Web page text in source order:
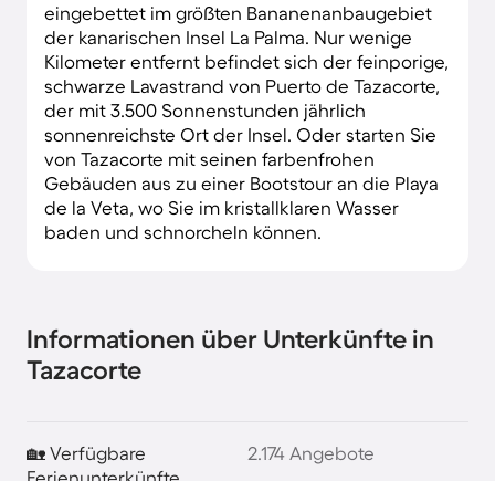
eingebettet im größten Bananenanbaugebiet
der kanarischen Insel La Palma. Nur wenige
Kilometer entfernt befindet sich der feinporige,
schwarze Lavastrand von Puerto de Tazacorte,
der mit 3.500 Sonnenstunden jährlich
sonnenreichste Ort der Insel. Oder starten Sie
von Tazacorte mit seinen farbenfrohen
Gebäuden aus zu einer Bootstour an die Playa
de la Veta, wo Sie im kristallklaren Wasser
baden und schnorcheln können.
Informationen über Unterkünfte in
Tazacorte
🏡 Verfügbare
2.174 Angebote